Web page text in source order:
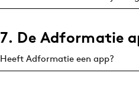
7. De Adformatie
Heeft Adformatie een app?